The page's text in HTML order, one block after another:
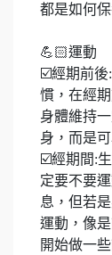
都是如何
💪🏻運動
☑️經期前後
慣，在經
身體維持
身，而是
☑️經期間:
定要不要
息，但若
運動，像
開始做一